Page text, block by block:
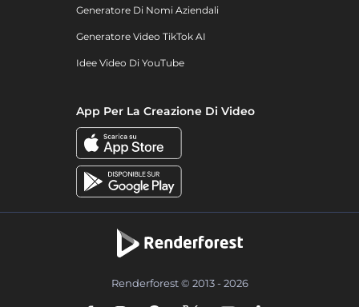
Generatore Di Nomi Aziendali
Generatore Video TikTok AI
Idee Video Di YouTube
App Per La Creazione Di Video
Renderforest © 2013 - 2026